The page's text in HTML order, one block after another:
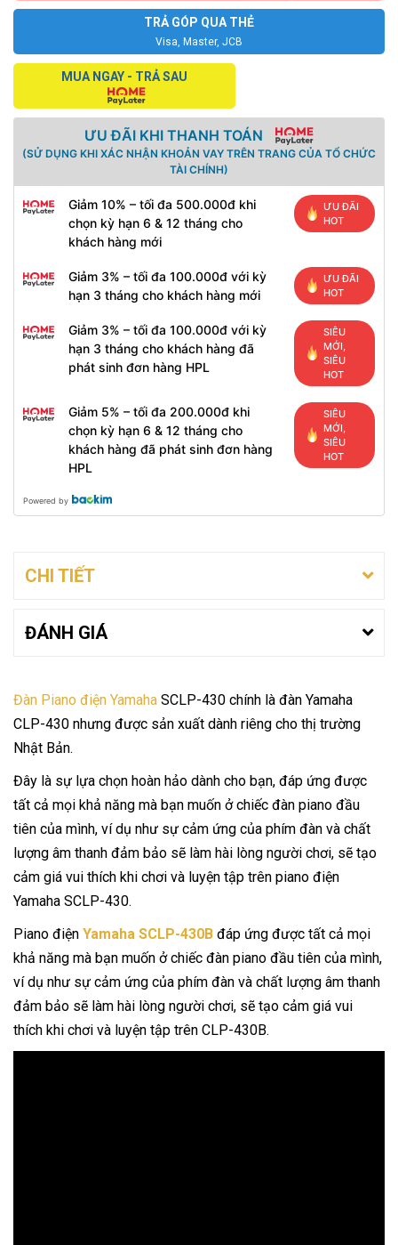
TRẢ GÓP QUA THẺ
Visa, Master, JCB
MUA NGAY - TRẢ SAU
ƯU ĐÃI KHI THANH TOÁN
(SỬ DỤNG KHI XÁC NHẬN KHOẢN VAY TRÊN TRANG CỦA TỔ CHỨC
TÀI CHÍNH)
Giảm 10% – tối đa 500.000đ khi
chọn kỳ hạn 6 & 12 tháng cho
khách hàng mới
ƯU ĐÃI
HOT
Giảm 3% – tối đa 100.000đ với kỳ
hạn 3 tháng cho khách hàng mới
ƯU ĐÃI
HOT
Giảm 3% – tối đa 100.000đ với kỳ
hạn 3 tháng cho khách hàng đã
phát sinh đơn hàng HPL
SIÊU
MỚI,
SIÊU
HOT
Giảm 5% – tối đa 200.000đ khi
chọn kỳ hạn 6 & 12 tháng cho
khách hàng đã phát sinh đơn hàng
HPL
SIÊU
MỚI,
SIÊU
HOT
Powered by
CHI TIẾT
ĐÁNH GIÁ
Đàn Piano điện Yamaha SCLP-430 chính là đàn Yamaha
CLP-430 nhưng được sản xuất dành riêng cho thị trường
Nhật Bản.
Đây là sự lựa chọn hoàn hảo dành cho bạn, đáp ứng được
tất cả mọi khả năng mà bạn muốn ở chiếc đàn piano đầu
tiên của mình, ví dụ như sự cảm ứng của phím đàn và chất
lượng âm thanh đảm bảo sẽ làm hài lòng người chơi, sẽ tạo
cảm giá vui thích khi chơi và luyện tập trên piano điện
Yamaha SCLP-430.
Piano điện Yamaha SCLP-430B đáp ứng được tất cả mọi
khả năng mà bạn muốn ở chiếc đàn piano đầu tiên của mình,
ví dụ như sự cảm ứng của phím đàn và chất lượng âm thanh
đảm bảo sẽ làm hài lòng người chơi, sẽ tạo cảm giá vui
thích khi chơi và luyện tập trên CLP-430B.